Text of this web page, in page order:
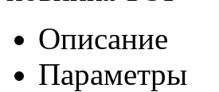
Описание
Параметры